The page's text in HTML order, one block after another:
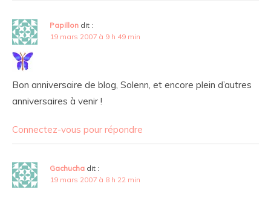
Papillon dit :
19 mars 2007 à 9 h 49 min
Bon anniversaire de blog, Solenn, et encore plein d’autres
anniversaires à venir !
Connectez-vous pour répondre
Gachucha dit :
19 mars 2007 à 8 h 22 min